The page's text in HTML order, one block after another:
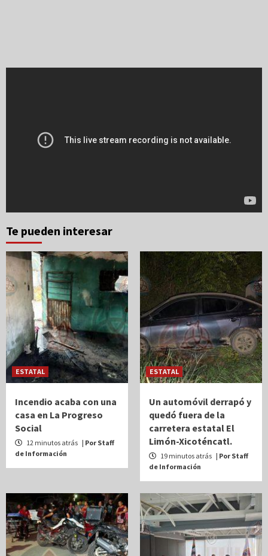
Te pueden interesar
ESTATAL
Incendio acaba con una
casa en La Progreso
Social
12 minutos atrás | Por Staff
de Información
ESTATAL
Un automóvil derrapó y
quedó fuera de la
carretera estatal El
Limón-Xicoténcatl.
19 minutos atrás | Por Staff
de Información